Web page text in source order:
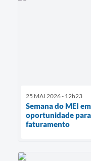
25 MAI 2026 - 12h23
Semana do MEI
oportunidade
faturamento